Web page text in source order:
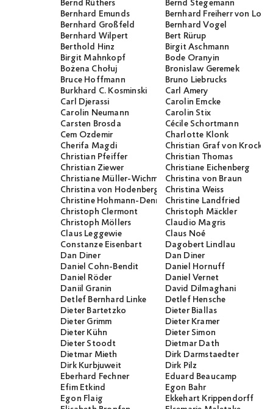
Bernd Rüthers
Bernd Stegemann
Bernhard Emunds
Bernhard Freiherr von
Bernhard Großfeld
Bernhard Vogel
Bernhard Wilpert
Bert Rürup
Berthold Hinz
Birgit Aschmann
Birgit Mahnkopf
Bode Oranyin
Bożena Chołuj
Bronislaw Geremek
Bruce Hoffmann
Bruno Liebrucks
Burkhard C. Kosminski
Carl Amery
Carl Djerassi
Carolin Emcke
Carolin Neumann
Carolin Stix
Carsten Brosda
Cécile Schortmann
Cem Özdemir
Charlotte Klonk
Cherifa Magdi
Christian Graf von
Christian Pfeiffer
Christian Thomas
Christian Ziewer
Christiane Eichenberg
Christiane Müller-WichmannChristina von Braun
Christina von Hodenberg
Christina Weiss
Christine Hohmann-DennhardtChristine Landfried
Christoph Clermont
Christoph Mäckler
Christoph Möllers
Claudio Magris
Claus Leggewie
Claus Noé
Constanze Eisenbart
Dagobert Lindlau
Dan Diner
Dan Diner
Daniel Cohn-Bendit
Daniel Hornuff
Daniel Röder
Daniel Vernet
Daniil Granin
David Dilmaghani
Detlef Bernhard Linke
Detlef Hensche
Dieter Bartetzko
Dieter Biallas
Dieter Grimm
Dieter Kramer
Dieter Kühn
Dieter Simon
Dieter Stoodt
Dietmar Dath
Dietmar Mieth
Dirk Darmstaedter
Dirk Kurbjuweit
Dirk Pilz
Eberhard Fechner
Eduard Beaucamp
Efim Etkind
Egon Bahr
Egon Flaig
Ekkehart Krippendorff